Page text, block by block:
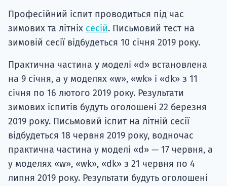
Професійний іспит проводиться під час
зимових та літніх сесій. Письмовий тест на
зимовій сесії відбудеться 10 січня 2019 року.
Практична частина у моделі «d» встановлена
на 9 січня, а у моделях «w», «wk» і «dk» з 11
січня по 16 лютого 2019 року. Результати
зимових іспитів будуть оголошені 22 березня
2019 року. Письмовий іспит на літній сесії
відбудеться 18 червня 2019 року, водночас
практична частина у моделі «d» — 17 червня, а
у моделях «w», «wk», «dk» з 21 червня по 4
липня 2019 року. Результати будуть оголошені